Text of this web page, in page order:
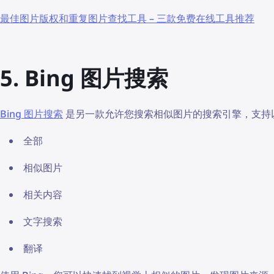
最佳图片版权和重复图片查找工具 – 三款免费在线工具推荐
5. Bing 图片搜索
Bing 图片搜索 是另一款允许您搜索相似图片的搜索引擎，支持
全部
相似图片
相关内容
文字搜索
翻译